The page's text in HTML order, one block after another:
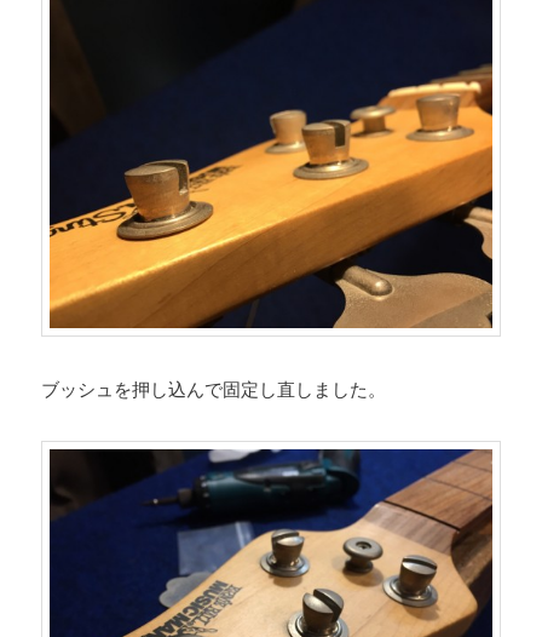
ブッシュを押し込んで固定し直しました。